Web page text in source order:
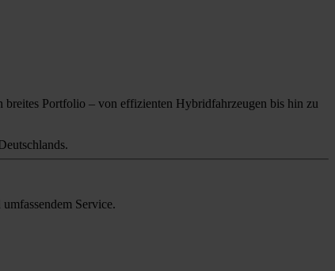
Portfolio – von effizienten Hybridfahrzeugen bis hin zu
Service.